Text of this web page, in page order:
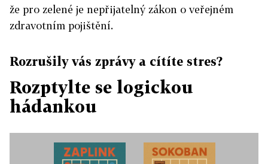
že pro zelené je nepřijatelný zákon o veřejném
zdravotním pojištění.
Rozrušily vás zprávy a cítíte stres?
Rozptylte se logickou
hádankou